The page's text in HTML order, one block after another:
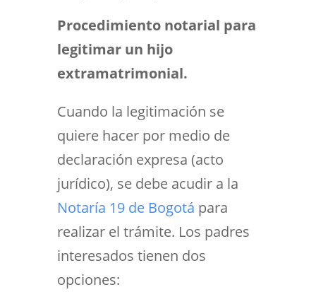
Procedimiento notarial para
legitimar un hijo
extramatrimonial.
Cuando la legitimación se
quiere hacer por medio de
declaración expresa (acto
jurídico), se debe acudir a la
Notaría 19 de Bogotá para
realizar el trámite. Los padres
interesados tienen dos
opciones: